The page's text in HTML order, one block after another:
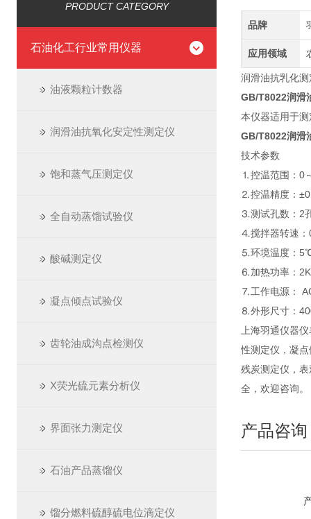
PRODUCT CATEGORY
石油化工行业常用仪器
油液颗粒计数器
润滑油抗氧化安定性测定仪
饱和蒸气压测定仪
全自动蒸馏试验仪
酸碱测定仪
凝点倾点试验仪
齿轮油成沟点检测仪
X荧光硫元素分析仪
界面张力测定仪
石油产品蒸馏仪
馏分燃料硫醇硫电位滴定仪
品牌
应用领域
润滑油抗乳化
GB/T8022润滑
本仪器适用于
GB/T8022润滑
技术参数
⒈控温范围：0
⒉控温精度：
⒊测试孔数：2
⒋搅拌器转速：
⒌环境温度：
⒍加热功率：
⒎工作电源：
⒏外形尺寸：
上海羽通仪器
性测定仪，凝
残炭测定仪，
全，欢迎咨询。
产品咨询